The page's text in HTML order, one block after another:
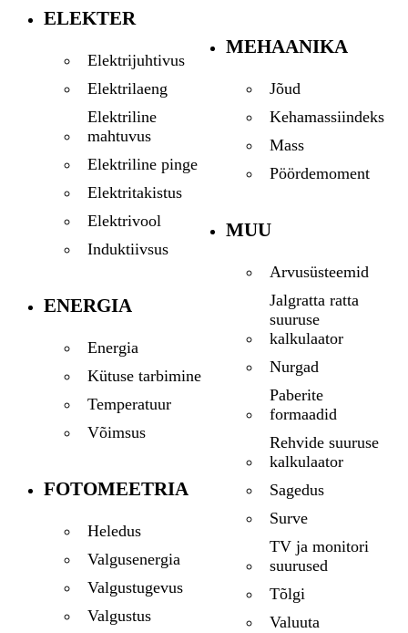
ELEKTER
Elektrijuhtivus
Elektrilaeng
Elektriline
mahtuvus
Elektriline pinge
Elektritakistus
Elektrivool
Induktiivsus
ENERGIA
Energia
Kütuse tarbimine
Temperatuur
Võimsus
FOTOMEETRIA
Heledus
Valgusenergia
Valgustugevus
Valgustus
MEHAANIKA
Jõud
Kehamassiindeks
Mass
Pöördemoment
MUU
Arvusüsteemid
Jalgratta ratta
suuruse
kalkulaator
Nurgad
Paberite
formaadid
Rehvide suuruse
kalkulaator
Sagedus
Surve
TV ja monitori
suurused
Tõlgi
Valuuta